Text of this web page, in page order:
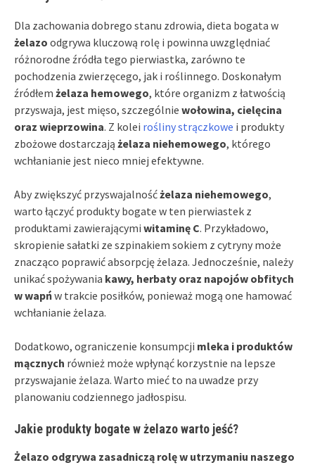
Dla zachowania dobrego stanu zdrowia, dieta bogata w
żelazo odgrywa kluczową rolę i powinna uwzględniać
różnorodne źródła tego pierwiastka, zarówno te
pochodzenia zwierzęcego, jak i roślinnego. Doskonałym
źródłem żelaza hemowego, które organizm z łatwością
przyswaja, jest mięso, szczególnie wołowina, cielęcina
oraz wieprzowina. Z kolei rośliny strączkowe i produkty
zbożowe dostarczają żelaza niehemowego, którego
wchłanianie jest nieco mniej efektywne.
Aby zwiększyć przyswajalnośćżelaza niehemowego,
warto łączyć produkty bogate w ten pierwiastek z
produktami zawierającymi witaminę C. Przykładowo,
skropienie sałatki ze szpinakiem sokiem z cytryny może
znacząco poprawić absorpcję żelaza. Jednocześnie, należy
unikać spożywania kawy, herbaty oraz napojów obfitych
w wapńw trakcie posiłków, ponieważ mogą one hamować
wchłanianie żelaza.
Dodatkowo, ograniczenie konsumpcji mleka i produktów
mącznych również może wpłynąć korzystnie na lepsze
przyswajanie żelaza. Warto mieć to na uwadze przy
planowaniu codziennego jadłospisu.
Jakie produkty bogate w żelazo warto jeść?
Żelazo odgrywa zasadniczą rolę w utrzymaniu naszego